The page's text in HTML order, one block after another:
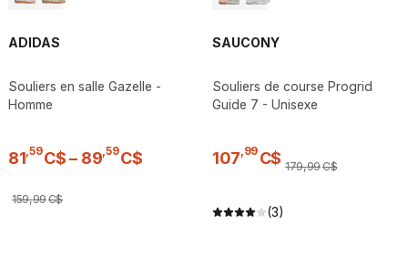
ADIDAS
Souliers en salle Gazelle -
Homme
81 59C$ – 89 ,59C$
159,99C$
SAUCONY
Souliers de course Progrid
Guide 7 - Unisexe
107 99 C$ 179,99C$
(3)